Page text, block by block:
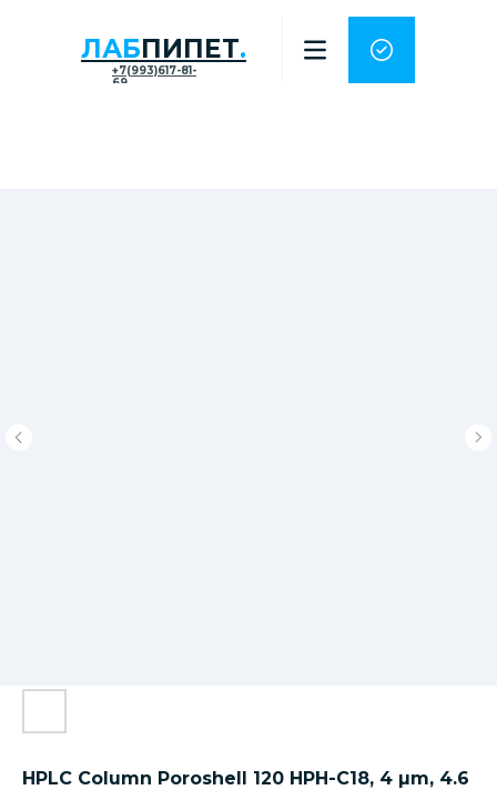
ЛАБПИПЕТ.
+7(993)617-81-
69
HPLC Column Poroshell 120 HPH-C18, 4 µm, 4.6